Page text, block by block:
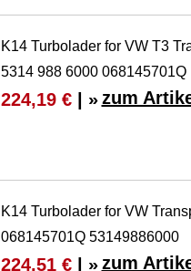
K14 Turbolader for VW T3
5314 988 6000 068145701Q
224,19 €| » zum
K14 Turbolader for VW
068145701Q 53149886000
224,51 €| » zum